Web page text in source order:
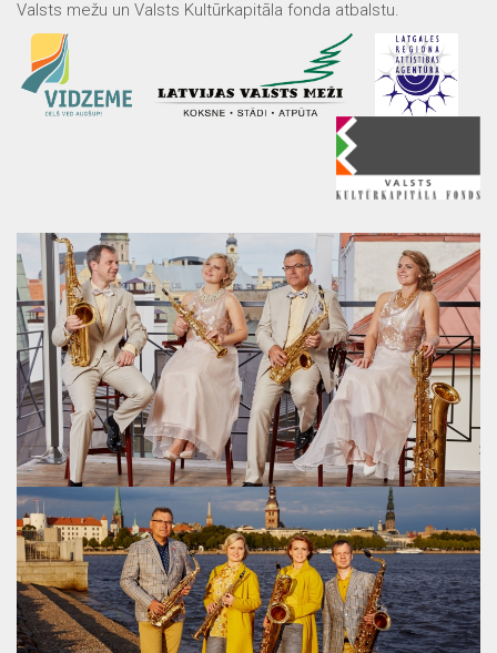
Valsts mežu un Valsts Kultūrkapitāla fonda atbalstu.